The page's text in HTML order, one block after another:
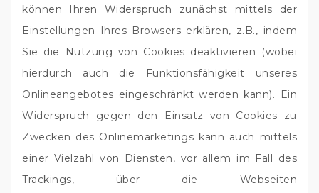
können Ihren Widerspruch zunächst mittels der
Einstellungen Ihres Browsers erklären, z.B., indem
Sie die Nutzung von Cookies deaktivieren (wobei
hierdurch auch die Funktionsfähigkeit unseres
Onlineangebotes eingeschränkt werden kann). Ein
Widerspruch gegen den Einsatz von Cookies zu
Zwecken des Onlinemarketings kann auch mittels
einer Vielzahl von Diensten, vor allem im Fall des
Trackings, über die Webseiten